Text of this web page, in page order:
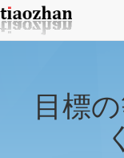
目標